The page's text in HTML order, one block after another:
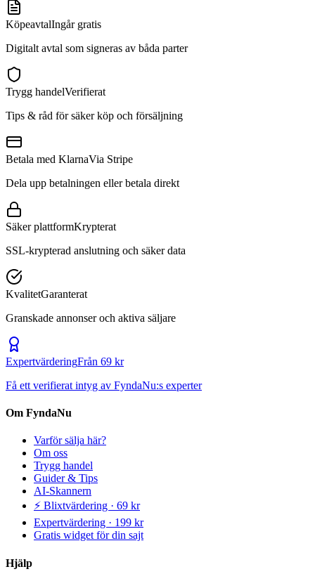
KöpeavtalIngår gratis
Digitalt avtal som signeras av båda parter
Trygg handelVerifierat
Tips & råd för säker köp och försäljning
Betala med KlarnaVia Stripe
Dela upp betalningen eller betala direkt
Säker plattformKrypterat
SSL-krypterad anslutning och säker data
KvalitetGaranterat
Granskade annonser och aktiva säljare
ExpertvärderingFrån 69 kr
Få ett verifierat intyg av FyndaNu:s experter
Om FyndaNu
Varför sälja här?
Om oss
Trygg handel
Guider & Tips
AI-Skannern
⚡ Blixtvärdering · 69 kr
Expertvärdering · 199 kr
Gratis widget för din sajt
Hjälp